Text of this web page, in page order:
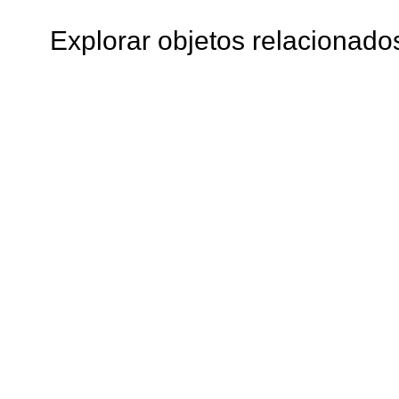
Explorar objetos